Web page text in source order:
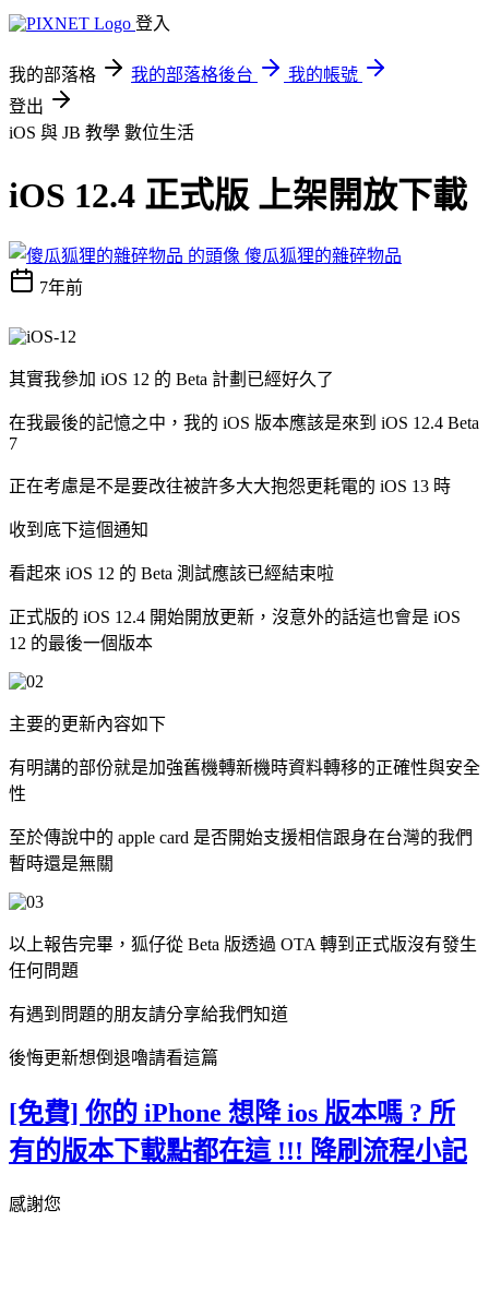
登入
我的部落格 我的部落格後台
我的帳號
登出
iOS 與 JB 教學 數位生活
iOS 12.4 正式版 上架開放下載
傻瓜狐狸的雜碎物品
7年前
其實我參加 iOS 12 的 Beta 計劃已經好久了
在我最後的記憶之中，我的 iOS 版本應該是來到 iOS 12.4 Beta
7
正在考慮是不是要改往被許多大大抱怨更耗電的 iOS 13 時
收到底下這個通知
看起來 iOS 12 的 Beta 測試應該已經結束啦
正式版的 iOS 12.4 開始開放更新，沒意外的話這也會是 iOS
12 的最後一個版本
主要的更新內容如下
有明講的部份就是加強舊機轉新機時資料轉移的正確性與安全
性
至於傳說中的 apple card 是否開始支援相信跟身在台灣的我們
暫時還是無關
以上報告完畢，狐仔從 Beta 版透過 OTA 轉到正式版沒有發生
任何問題
有遇到問題的朋友請分享給我們知道
後悔更新想倒退嚕請看這篇
[免費] 你的 iPhone 想降 ios 版本嗎 ? 所
有的版本下載點都在這 !!! 降刷流程小記
感謝您